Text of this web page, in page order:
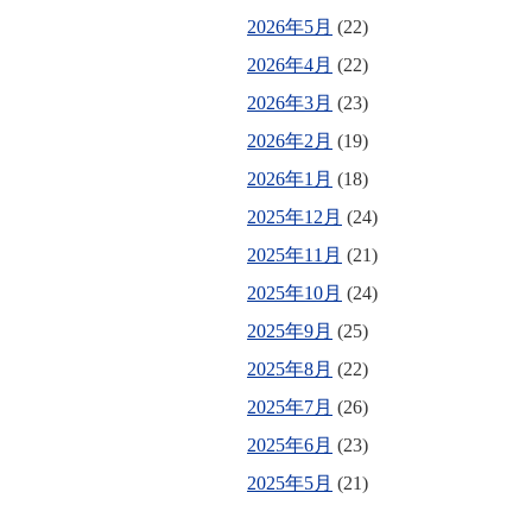
2026年5月 (22)
2026年4月 (22)
2026年3月 (23)
2026年2月 (19)
2026年1月 (18)
2025年12月 (24)
2025年11月 (21)
2025年10月 (24)
2025年9月 (25)
2025年8月 (22)
2025年7月 (26)
2025年6月 (23)
2025年5月 (21)